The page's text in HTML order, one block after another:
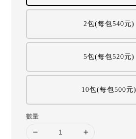
2包(每包540元)
5包(每包520元)
10包(每包500元)
數量